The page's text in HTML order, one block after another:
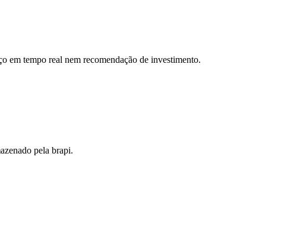
em tempo real nem recomendação de investimento.
pela brapi.